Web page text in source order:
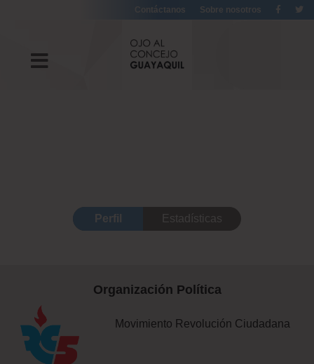
Contáctanos Sobre nosotros
Perfil Estadísticas
Organización Política
Movimiento Revolución Ciudadana